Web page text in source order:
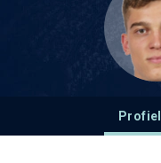
Profiel